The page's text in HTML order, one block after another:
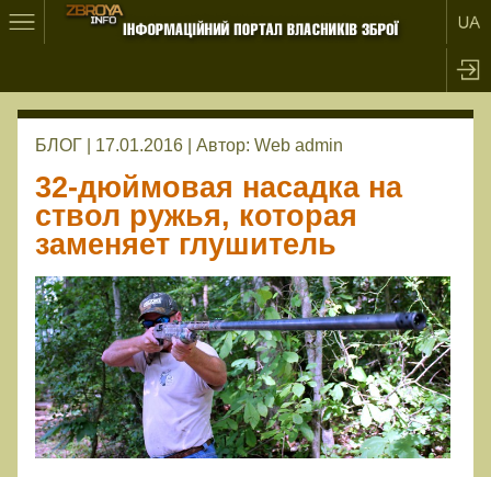
БЛОГ | 17.01.2016 | Автор: Web admin
32-дюймовая насадка на
ствол ружья, которая
заменяет глушитель